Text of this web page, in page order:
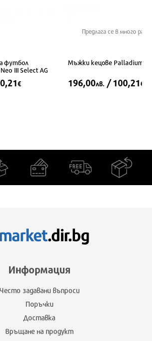
футбол
III Select AG
€
Предлага се в много
Мъжки кецове Palladium
196,00лв. / 100,21€
Информация
Често задавани въпроси
Поръчки
Доставка
Връщане на продукт